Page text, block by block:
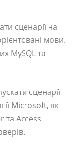
сценарії на
мови.
MySQL та
сценарії
Microsoft, як
та Access